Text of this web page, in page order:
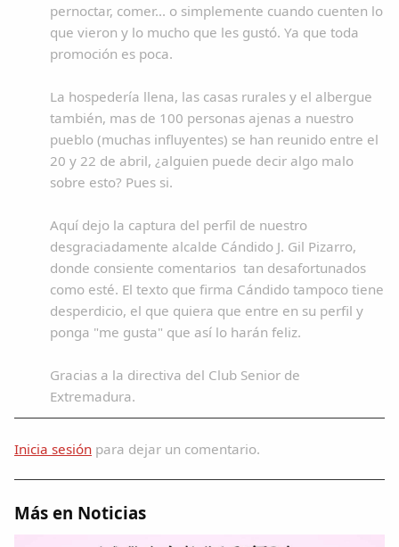
pernoctar, comer... o simplemente cuando cuenten lo
que vieron y lo mucho que les gustó. Ya que toda
promoción es poca.
La hospedería llena, las casas rurales y el albergue
también, mas de 100 personas ajenas a nuestro
pueblo (muchas influyentes) se han reunido entre el
20 y 22 de abril, ¿alguien puede decir algo malo
sobre esto? Pues si.
Aquí dejo la captura del perfil de nuestro
desgraciadamente alcalde Cándido J. Gil Pizarro,
donde consiente comentarios tan desafortunados
como esté. El texto que firma Cándido tampoco tiene
desperdicio, el que quiera que entre en su perfil y
ponga "me gusta" que así lo harán feliz.
Gracias a la directiva del Club Senior de
Extremadura.
Inicia sesión para dejar un comentario.
Más en Noticias
Compartir en Facebook